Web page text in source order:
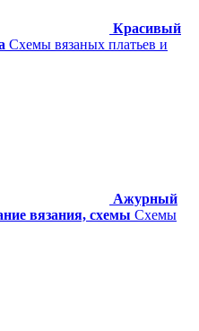
Красивый
Схемы вязаных платьев и
Ажурный
вязания, схемы Схемы